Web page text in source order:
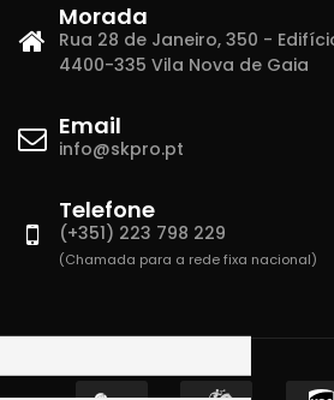
Morada
Rua 28 de Janeiro, 350 -
4400-335 Vila Nova de Gaia
Email
info@skpro.pt
Telefone
(+351) 223 798 229
(Chamada para a rede fixa nacional)